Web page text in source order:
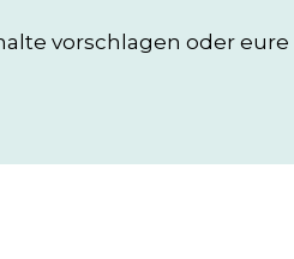
vorschlagen oder eure